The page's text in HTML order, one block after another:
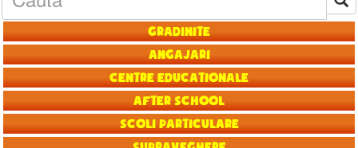
Gradinite
Angajari
Centre educationale
After School
Scoli particulare